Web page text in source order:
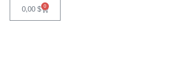
0,00 $ 0